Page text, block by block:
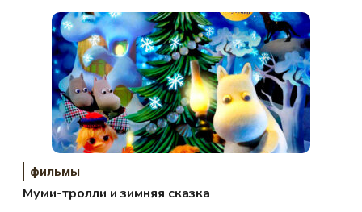
фильмы
Муми-тролли и зимняя сказка